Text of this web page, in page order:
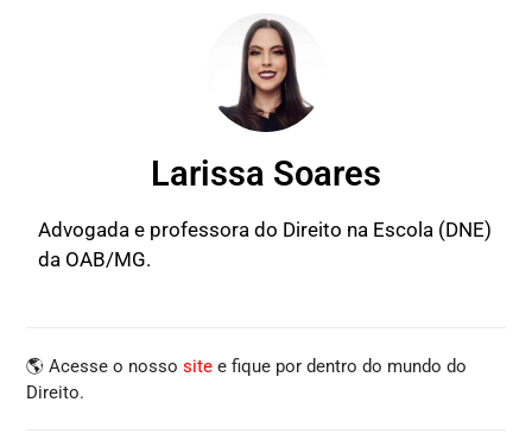
Larissa Soares
Advogada e professora do Direito na Escola (DNE)
da OAB/MG.
🌎 Acesse o nossosite e fique por dentro do mundo do
Direito.